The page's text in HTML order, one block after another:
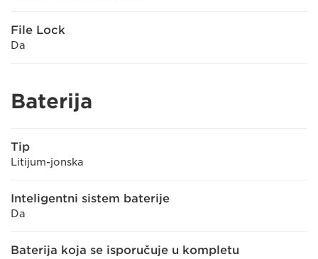
File Lock
Da
Baterija
Tip
Litijum-jonska
Inteligentni sistem baterije
Da
Baterija koja se isporučuje u kompletu